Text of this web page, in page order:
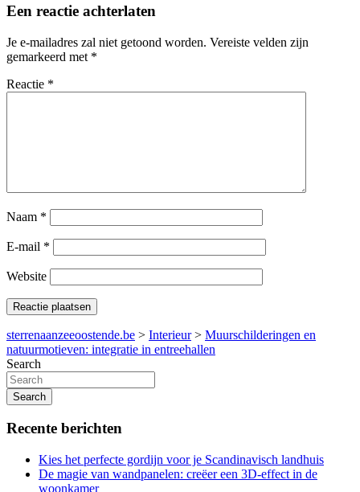
Een reactie achterlaten
Je e-mailadres zal niet getoond worden. Vereiste velden zijn
gemarkeerd met *
Reactie *
Naam *
E-mail *
Website
sterrenaanzeeoostende.be > Interieur> Muurschilderingen en
natuurmotieven: integratie in entreehallen
Search
Search
Recente berichten
Kies het perfecte gordijn voor je Scandinavisch landhuis
De magie van wandpanelen: creëer een 3D-effect in de
woonkamer